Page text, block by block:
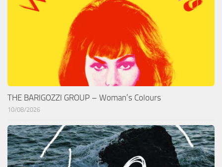
THE BARIGOZZI GROUP – Woman’s Colours
10/08/2026